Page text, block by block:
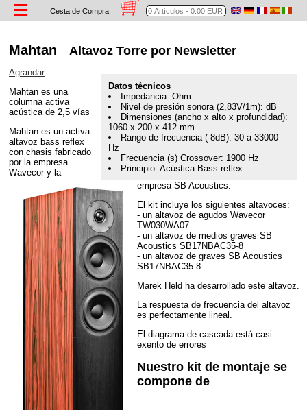
Cesta de Compra
Mahtan Altavoz Torre por Newsletter
Datos técnicos
Impedancia: Ohm
Nivel de presión sonora (2,83V/1m): dB
Dimensiones (ancho x alto x profundidad):
1060 x 200 x 412 mm
Rango de frecuencia (-8dB): 30 a 33000
Hz
Frecuencia (s) Crossover: 1900 Hz
Principio: Acústica Bass-reflex
Agrandar
Mahtan es una
columna activa
acústica de 2,5 vías
Mahtan es un activa
altavoz bass reflex
con chasis fabricado
por la empresa
Wavecor y la
empresa SB Acoustics.
El kit incluye los siguientes altavoces:
- un altavoz de agudos Wavecor
TW030WA07
- un altavoz de medios graves SB
Acoustics SB17NBAC35-8
- un altavoz de graves SB Acoustics
SB17NBAC35-8
Marek Held ha desarrollado este altavoz.
La respuesta de frecuencia del altavoz
es perfectamente lineal.
El diagrama de cascada está casi
exento de errores
Nuestro kit de montaje se
compone de